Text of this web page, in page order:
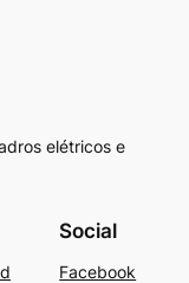
elétricos e
Social
Facebook